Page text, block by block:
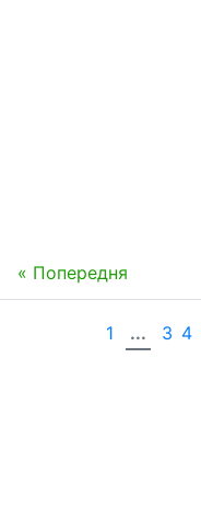
« Попередня
1 ... 3 4